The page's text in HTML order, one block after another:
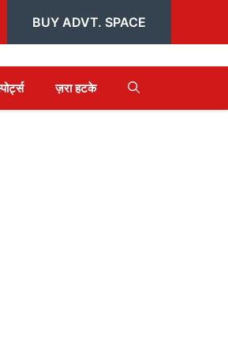
BUY ADVT. SPACE
ज़रा हटके